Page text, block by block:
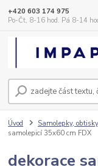
+420 603 174 975
Po-Čt, 8-16 hod. Pá 8-14
Úvod Samolepky,
samolepicí 35x60 cm FDX
dekorace